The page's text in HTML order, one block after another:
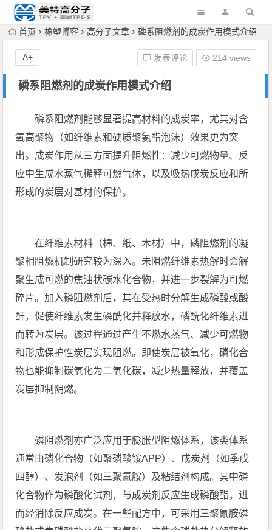
首页 橡塑博客 高分子文章 磷系阻燃剂的成炭作用模式介绍
磷系阻燃剂的成炭作用模式介绍
发表评论 214 views
A+
磷系阻燃剂能够显著提高材料的成炭率，尤其对含
氧高聚物（如纤维素和硬质聚氨酯泡沫）效果更为突
出。成炭作用从三方面提升阻燃性：减少可燃物量、反
应中生成水蒸气稀释可燃气体，以及吸热成炭反应和所
形成的炭层对基材的保护。
在纤维素材料（棉、纸、木材）中，磷阻燃剂的凝
聚相阻燃机制研究较为深入。未阻燃纤维素热解时会解
聚生成可燃的焦油状碳水化合物，并进一步裂解为可燃
碎片。加入磷阻燃剂后，其在受热时分解生成磷酸或酸
酐，促使纤维素发生磷酰化并释放水，磷酰化纤维素进
而转为炭层。该过程通过产生不燃水蒸气、减少可燃物
和形成保护性炭层实现阻燃。即使炭层被氧化，磷化合
物也能抑制碳氧化为二氧化碳，减少热量释放，并覆盖
炭层抑制阴燃。
磷阻燃剂亦广泛应用于膨胀型阻燃体系，该类体系
通常由磷化合物（如聚磷酸铵APP）、成炭剂（如季戊
四醇）、发泡剂（如三聚氰胺）及粘结剂构成。其中磷
化合物作为磷酸化试剂，与成炭剂反应生成磷酸酯，进
而经消除反应成炭。在一些配方中，可采用三聚氰胺磷